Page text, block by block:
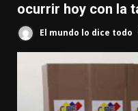
ocurrir hoy con la
El mundo lo dice todo